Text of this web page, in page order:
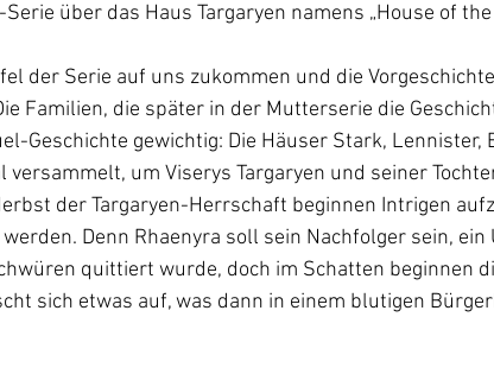
über das Haus Targaryen namens „House of the
der Serie auf uns zukommen und die Vorgeschichte
Familien, die später in der Mutterserie die
Geschichte gewichtig: Die Häuser Stark, Lennister,
um Viserys Targaryen und seiner
der Targaryen-Herrschaft beginnen Intrigen
Denn Rhaenyra soll sein Nachfolger sein, ein
quittiert wurde, doch im Schatten beginnen
sich etwas auf, was dann in einem blutigen